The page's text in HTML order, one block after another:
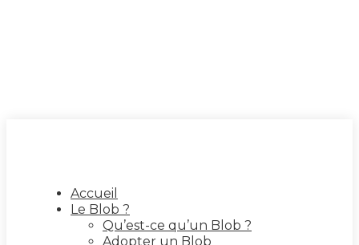
Accueil
Le Blob ?
Qu’est-ce qu’un Blob ?
Adopter un Blob